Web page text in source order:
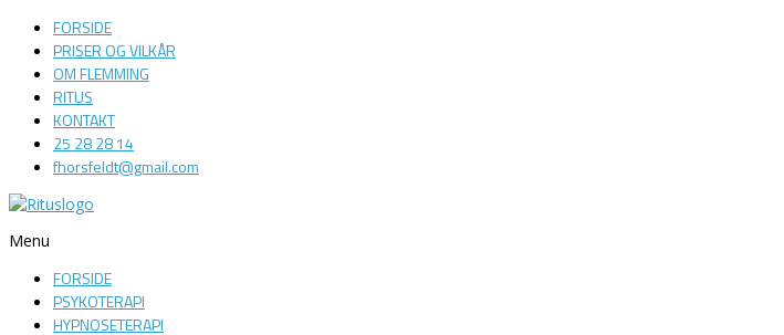
FORSIDE
PRISER OG VILKÅR
OM FLEMMING
RITUS
KONTAKT
25 28 28 14
fhorsfeldt@gmail.com
Ritus
Psykoterapi
Menu
FORSIDE
PSYKOTERAPI
HYPNOSETERAPI